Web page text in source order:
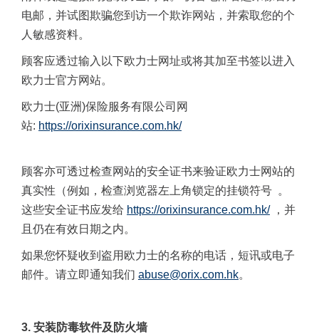
电邮，并试图欺骗您到访一个欺诈网站，并索取您的个
人敏感资料。
顾客应透过输入以下欧力士网址或将其加至书签以进入
欧力士官方网站。
欧力士(亚洲)保险服务有限公司网
站: https://orixinsurance.com.hk/
顾客亦可透过检查网站的安全证书来验证欧力士网站的
真实性（例如，检查浏览器左上角锁定的挂锁符号 。
这些安全证书应发给 https://orixinsurance.com.hk/
，并
且仍在有效日期之内。
如果您怀疑收到盗用欧力士的名称的电话，短讯或电子
邮件。请立即通知我们 abuse@orix.com.hk。
3. 安装防毒软件及防火墙